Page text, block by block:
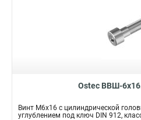
Ostec ВВШ-
Винт М6х16 с цилиндрической
углублением под ключ DIN 912,